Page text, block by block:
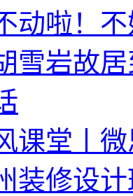
动啦！
雪岩故
课堂丨
装修设计